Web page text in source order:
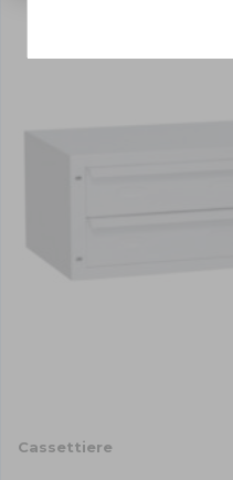
Cassettiere